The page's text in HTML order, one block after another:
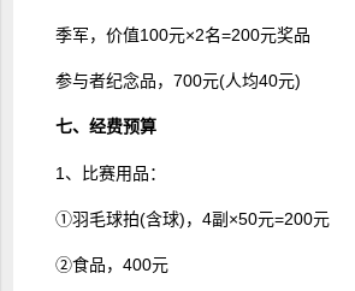
季军，价值100元×2名=200元奖品
参与者纪念品，700元(人均40元)
七、经费预算
1、比赛用品：
①羽毛球拍(含球)，4副×50元=200元
②食品，400元